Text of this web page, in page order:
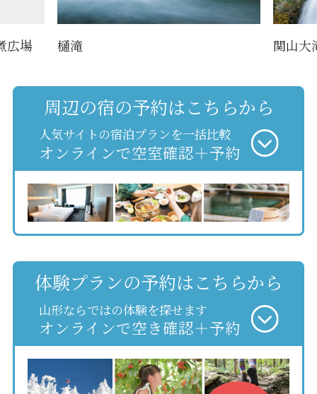
広場 樋滝 関山大
周辺の宿の予約はこちらから
人気サイトの宿泊プランを一括比較
オンラインで空室確認＋予約
体験プランの予約はこちらから
山形ならではの体験を探せます
オンラインで空き確認＋予約